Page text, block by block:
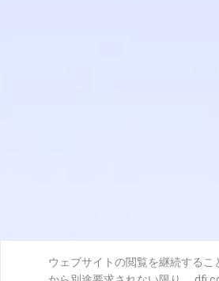
ウェブサイトの閲覧を継続するこ